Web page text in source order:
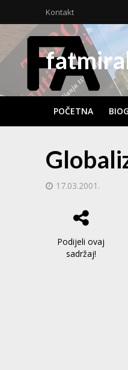
Kontakt
POČETNA
17.03.2001.
Podijeli ovaj
sadržaj!